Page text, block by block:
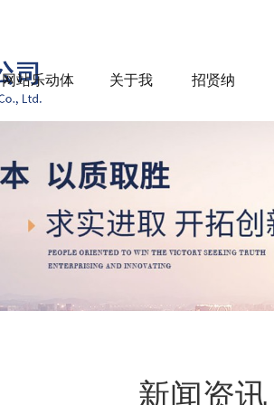
网站乐动体
育
关于我
们
招贤纳
新闻资讯